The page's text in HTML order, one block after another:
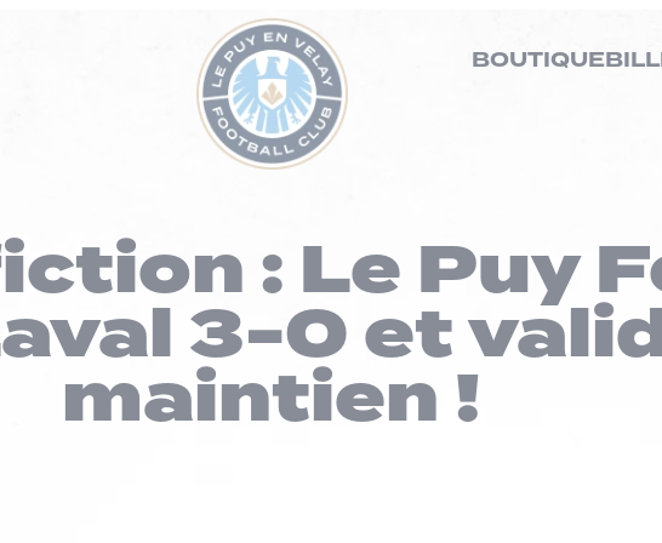
BOUTIQUE
: Le Puy
3-0 et
maintien !